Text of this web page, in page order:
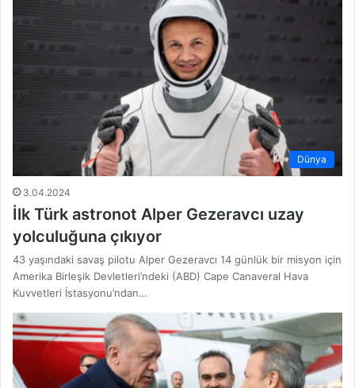
Dünya
3.04.2024
İlk Türk astronot Alper Gezeravcı uzay
yolculuğuna çıkıyor
43 yaşındaki savaş pilotu Alper Gezeravcı 14 günlük bir misyon için
Amerika Birleşik Devletleri’ndeki (ABD) Cape Canaveral Hava
Kuvvetleri İstasyonu’ndan…